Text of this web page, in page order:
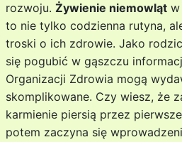
rozwoju. Żywienie niemowlątw
to nie tylko codzienna rutyna,
troski o ich zdrowie. Jako
się pogubić w gąszczu
Organizacji Zdrowia mogą
skomplikowane. Czy wiesz, że
karmienie piersią przez
potem zaczyna się